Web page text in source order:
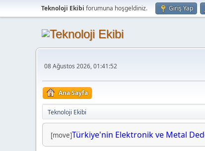
Teknoloji Ekibi forumuna hoşgeldiniz. Giriş Yap
08 Ağustos 2026, 01:41:52
Ana Sayfa
Teknoloji Ekibi
[move]Türkiye'nin Elektronik ve Metal